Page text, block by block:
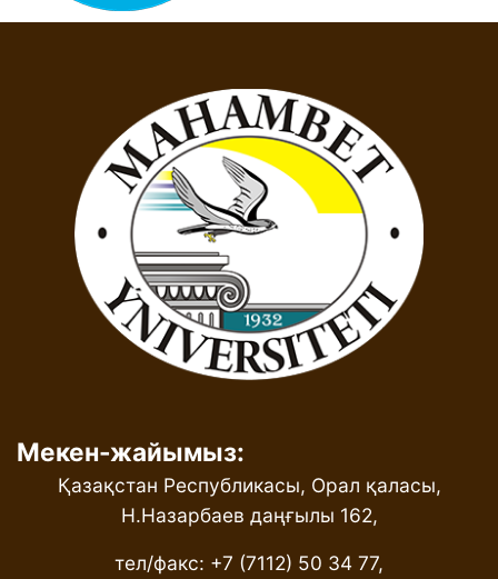
Мекен-жайымыз:
Қазақстан Республикасы, Орал қаласы,
Н.Назарбаев даңғылы 162,
тел/факс: +7 (7112) 50 34 77,